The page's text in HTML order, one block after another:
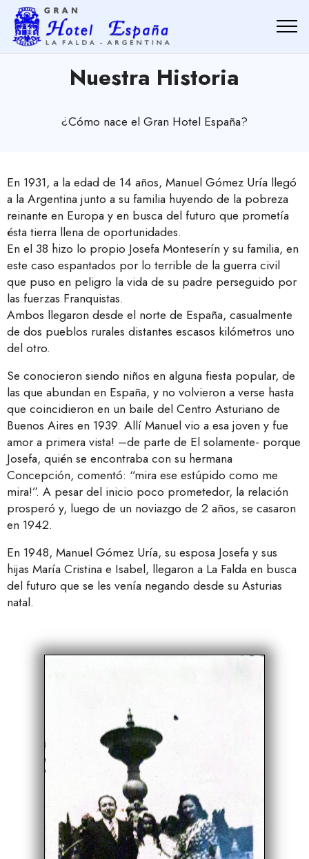
Nuestra Historia
¿Cómo nace el Gran Hotel España?
En 1931, a la edad de 14 años, Manuel Gómez Uría llegó
a la Argentina junto a su familia huyendo de la pobreza
reinante en Europa y en busca del futuro que prometía
ésta tierra llena de oportunidades.
En el 38 hizo lo propio Josefa Monteserín y su familia, en
este caso espantados por lo terrible de la guerra civil
que puso en peligro la vida de su padre perseguido por
las fuerzas Franquistas.
Ambos llegaron desde el norte de España, casualmente
de dos pueblos rurales distantes escasos kilómetros uno
del otro.
Se conocieron siendo niños en alguna fiesta popular, de
las que abundan en España, y no volvieron a verse hasta
que coincidieron en un baile del Centro Asturiano de
Buenos Aires en 1939. Allí Manuel vio a esa joven y fue
amor a primera vista! –de parte de El solamente- porque
Josefa, quién se encontraba con su hermana
Concepción, comentó: “mira ese estúpido como me
mira!”. A pesar del inicio poco prometedor, la relación
prosperó y, luego de un noviazgo de 2 años, se casaron
en 1942.
En 1948, Manuel Gómez Uría, su esposa Josefa y sus
hijas María Cristina e Isabel, llegaron a La Falda en busca
del futuro que se les venía negando desde su Asturias
natal.